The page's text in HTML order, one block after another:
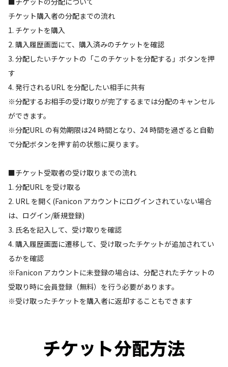
チケット購入者の分配までの流れ
1. チケットを購入
2. 購入履歴画面にて、購入済みのチケットを確認
3. 分配したいチケットの「このチケットを分配する」ボタンを押
す
4. 発行されるURL を分配したい相手に共有
※分配するお相手の受け取りが完了するまでは分配のキャンセル
ができます。
※分配URL の有効期限は24 時間となり、24 時間を過ぎると自動
で分配ボタンを押す前の状態に戻ります。
■チケット受取者の受け取りまでの流れ
1. 分配URL を受け取る
2. URL を開く(Fanicon アカウントにログインされていない場合
は、ログイン/新規登録)
3. 氏名を記入して、受け取りを確認
4. 購入履歴画面に遷移して、受け取ったチケットが追加されてい
るかを確認
※Fanicon アカウントに未登録の場合は、分配されたチケットの
受取り時に会員登録（無料）を行う必要があります。
※受け取ったチケットを購入者に返却することもできます